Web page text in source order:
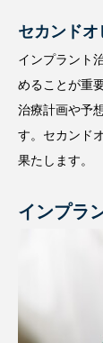
セカンド
インプラント
めることが重
治療計画や予
す。セカンド
果たします。
インプラ